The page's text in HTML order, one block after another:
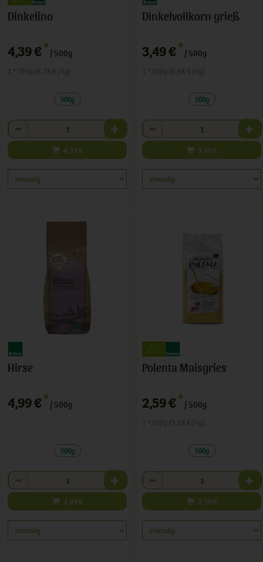
Dinkelino
4,39 € */ 500g
500g
Anzahl
4,39 €
Dinkelvollkorn grieß
3,49 € */ 500g
500g
Anzahl
3,49 €
Hirse
4,99 € */ 500g
500g
Anzahl
4,99 €
Polenta Maisgries
2,59 € */ 500g
500g
Anzahl
2,59 €